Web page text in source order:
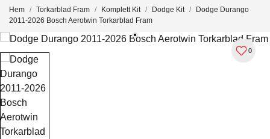
Hem Torkarblad Fram Komplett Kit Dodge Kit
Dodge Durango
2011-2026 Bosch Aerotwin Torkarblad Fram
0